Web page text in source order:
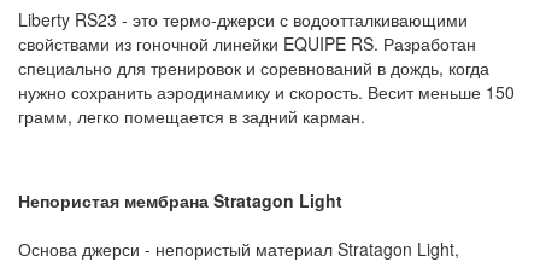
Liberty RS23 - это термо-джерси с водоотталкивающими
свойствами из гоночной линейки EQUIPE RS. Разработан
специально для тренировок и соревнований в дождь, когда
нужно сохранить аэродинамику и скорость. Весит меньше 150
грамм, легко помещается в задний карман.
Непористая мембрана Stratagon Light
Основа джерси - непористый материал Stratagon Light,